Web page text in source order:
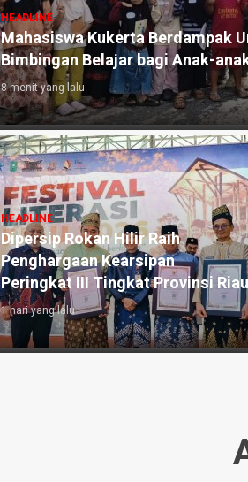
HEADLINE
Samsat Bangkinang Tambah
Pembebasan Pajak Kendaraan
6 hari yang lalu
HEADLINE
UPT PP Bangkinang, Polres
Kampar, dan Jasa Raharja
Siapkan Layanan Terpadu Sambut
Pemutihan Pajak
1 minggu yang lalu